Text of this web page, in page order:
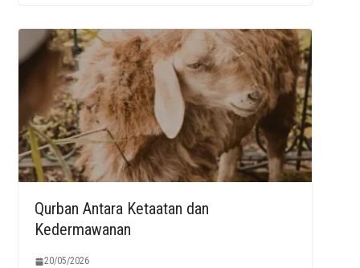
Qurban Antara Ketaatan dan
Kedermawanan
20/05/2026